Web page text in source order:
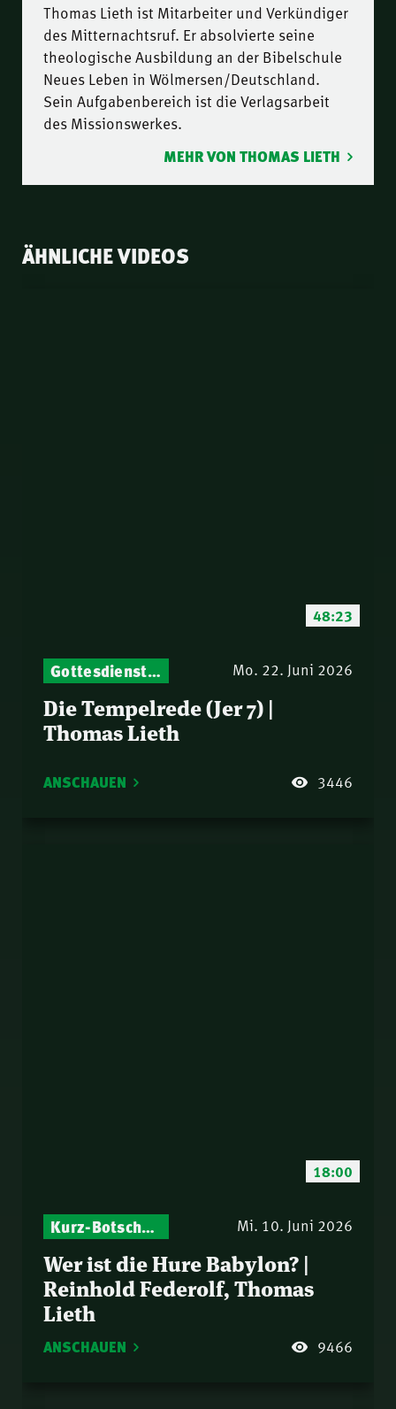
Thomas Lieth ist Mitarbeiter und Verkündiger
des Mitternachtsruf. Er absolvierte seine
theologische Ausbildung an der Bibelschule
Neues Leben in Wölmersen/Deutschland.
Sein Aufgabenbereich ist die Verlagsarbeit
des Missionswerkes.
MEHR VON THOMAS LIETH
ÄHNLICHE VIDEOS
48:23
Gottesdienst-Botschaften – Jeden Sonntag neu: Aktuelle Predigten vom Mitternachtsruf Mo. 22. Juni 2026
Die Tempelrede (Jer 7) |
Thomas Lieth
ANSCHAUEN 3446
18:00
Kurz-Botschaften – Biblische Impulse mit Zukunft im Blick Mi. 10. Juni 2026
Wer ist die Hure Babylon? |
Reinhold Federolf, Thomas
Lieth
ANSCHAUEN 9466